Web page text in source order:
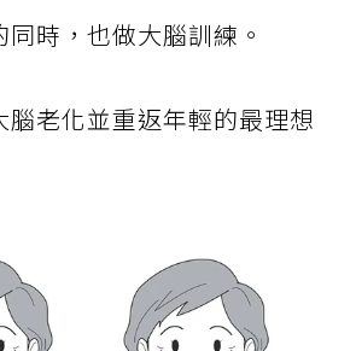
時，也做大腦訓練。
腦老化並重返年輕的最理想